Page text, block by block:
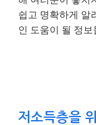
쉽고 명확하게 알
인 도움이 될 정
저소득층을